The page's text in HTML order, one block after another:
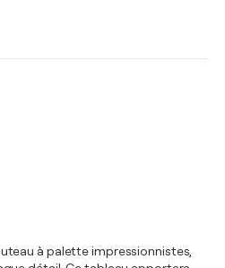
à palette impressionnistes,